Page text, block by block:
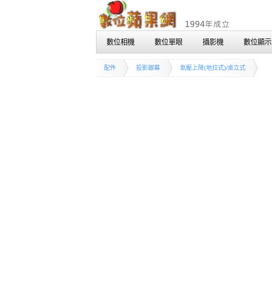
數位相機 數位單眼 攝影機 數位顯示
配件 投影銀幕 氣壓上降(地拉式)/桌立式